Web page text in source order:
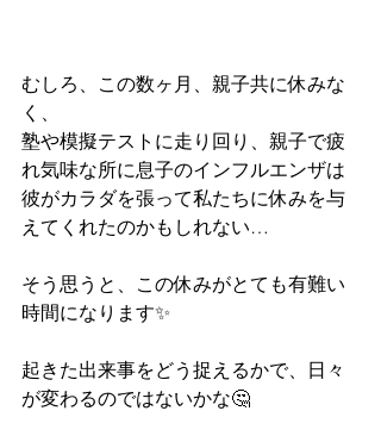
むしろ、この数ヶ月、親子共に休みな
く、
塾や模擬テストに走り回り、親子で疲
れ気味な所に息子のインフルエンザは
彼がカラダを張って私たちに休みを与
えてくれたのかもしれない…
そう思うと、この休みがとても有難い
時間になります✨
起きた出来事をどう捉えるかで、日々
が変わるのではないかな🤔